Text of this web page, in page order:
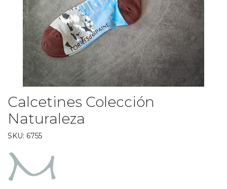
Calcetines Colección
Naturaleza
SKU: 6755